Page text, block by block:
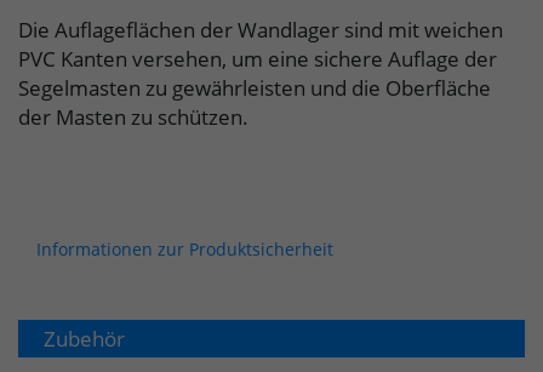
Die Auflageflächen der Wandlager sind mit weichen
PVC Kanten versehen, um eine sichere Auflage der
Segelmasten zu gewährleisten und die Oberfläche
der Masten zu schützen.
Informationen zur Produktsicherheit
Zubehör